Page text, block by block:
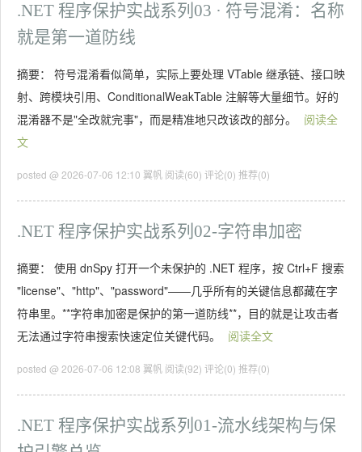
.NET 程序保护实战系列03 · 符号混淆：名称
就是第一道防线
摘要： 符号混淆看似简单，实际上要处理 VTable 继承链、接口映
射、跨模块引用、ConditionalWeakTable 注解等大量细节。好的
混淆器不是"全改就完事"，而是精准地只改该改的部分。
阅读全
文
posted @ 2026-07-06 12:10 翼帆 阅读(60) 评论(0) 推荐(0)
.NET 程序保护实战系列02-字符串加密
摘要： 使用 dnSpy 打开一个未保护的 .NET 程序，按 Ctrl+F 搜索
"license"、"http"、"password"——几乎所有的关键信息都藏在字
符串里。**字符串加密是保护的第一道防线**，目的就是让攻击者
无法通过字符串搜索快速定位关键代码。
阅读全文
posted @ 2026-07-06 12:08 翼帆 阅读(92) 评论(0) 推荐(0)
.NET 程序保护实战系列01-流水线架构与保